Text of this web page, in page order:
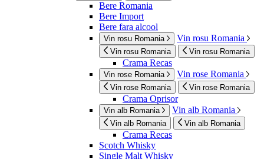
Bere Romania
Bere Import
Bere fara alcool
Vin rosu Romania Vin rosu Romania
Vin rosu Romania Vin rosu Romania
Crama Recas
Vin rose Romania Vin rose Romania
Vin rose Romania Vin rose Romania
Crama Oprisor
Vin alb Romania Vin alb Romania
Vin alb Romania Vin alb Romania
Crama Recas
Scotch Whisky
Single Malt Whisky